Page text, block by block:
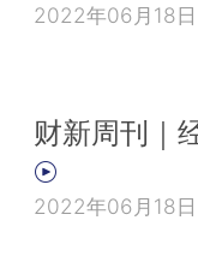
2022年06月18日
财新周刊｜
2022年06月18日